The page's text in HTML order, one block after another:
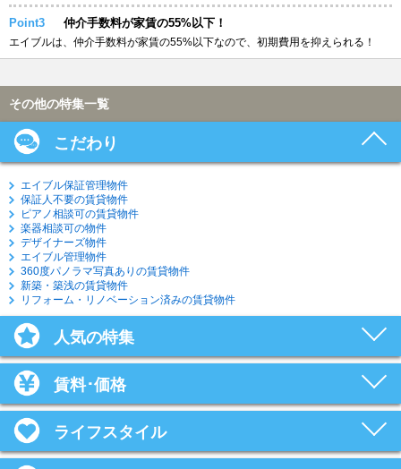
Point3 仲介手数料が家賃の55%以下！
エイブルは、仲介手数料が家賃の55%以下なので、初期費用を抑えられる！
その他の特集一覧
こだわり
エイブル保証管理物件
保証人不要の賃貸物件
ピアノ相談可の賃貸物件
楽器相談可の物件
デザイナーズ物件
エイブル管理物件
360度パノラマ写真ありの賃貸物件
新築・築浅の賃貸物件
リフォーム・リノベーション済みの賃貸物件
人気の特集
賃料･価格
ライフスタイル